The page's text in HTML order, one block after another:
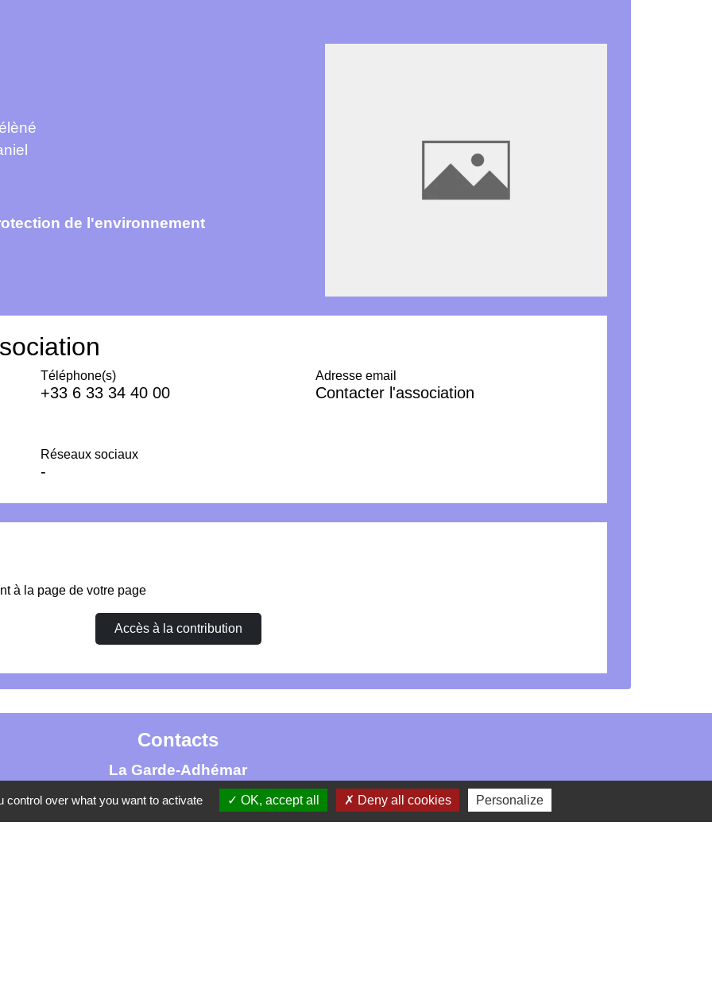
de l'environnement
Téléphone(s)
+33 6 33 34 40 00
Adresse email
Contacter l'association
Réseaux sociaux
-
à la page de votre page
Accès à la contribution
Contacts
La Garde-Adhémar
25, rue Pauline de Simiane
26700 La Garde-Adhémar - FRANCE
over what you want to activate OK, accept all Deny all cookies Personalize